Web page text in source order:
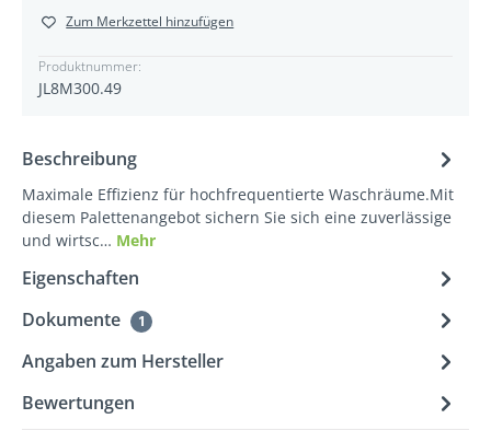
Zum Merkzettel hinzufügen
Produktnummer:
JL8M300.49
Beschreibung
Maximale Effizienz für hochfrequentierte Waschräume.Mit
diesem Palettenangebot sichern Sie sich eine zuverlässige
und wirtsc… Mehr
Eigenschaften
Dokumente
1
Angaben zum Hersteller
Bewertungen